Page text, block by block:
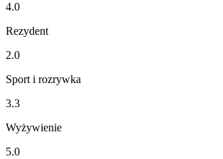
4.0
Rezydent
2.0
Sport i rozrywka
3.3
Wyżywienie
5.0